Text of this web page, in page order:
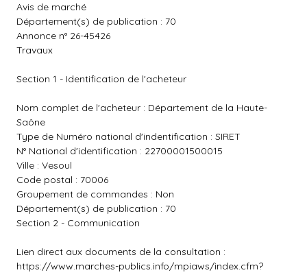
Avis de marché
Département(s) de publication : 70
Annonce n° 26-45426
Travaux
Section 1 - Identification de l'acheteur
Nom complet de l'acheteur : Département de la Haute-
Saône
Type de Numéro national d'indentification : SIRET
N° National d'identification : 22700001500015
Ville : Vesoul
Code postal : 70006
Groupement de commandes : Non
Département(s) de publication : 70
Section 2 - Communication
Lien direct aux documents de la consultation :
https://www.marches-publics.info/mpiaws/index.cfm?